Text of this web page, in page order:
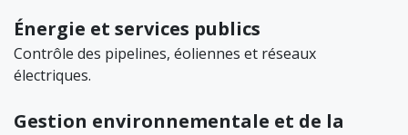
Énergie et services publics
Contrôle des pipelines, éoliennes et réseaux
électriques.
Gestion environnementale et de la